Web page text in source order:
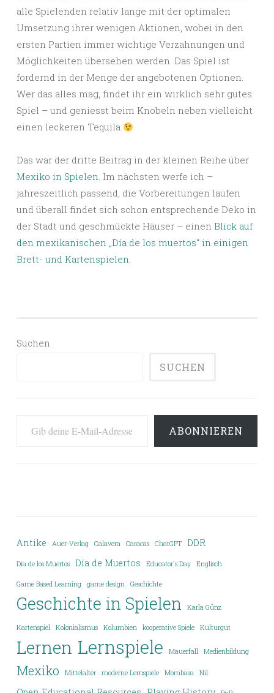
alle Spielenden relativ lange mit der optimalen
Umsetzung ihrer wenigen Aktionen, wobei in den
ersten Partien immer wichtige Verzahnungen und
Möglichkeiten übersehen werden. Das Spiel ist
fordernd in der Menge der angebotenen Optionen.
Wer das alles mag, findet ihr ein wirklich sehr gutes
Spiel – und geniesst beim Knobeln neben vielleicht
einen leckeren Tequila
Das war der dritte Beitrag in der kleinen Reihe über
Mexiko in Spielen. Im nächsten werfe ich –
jahreszeitlich passend, die Vorbereitungen laufen
und überall findet sich schon entsprechende Deko in
der Stadt und geschmückte Häuser – einen Blick auf
den mexikanischen „Día de los muertos“ in einigen
Brett- und Kartenspielen.
Suchen
SUCHEN
ABONNIEREN
Antike Auer-Verlag Calavera Caracas ChatGPT DDR
Día de los Muertos Día de Muertos Educator's Day Englisch
Game Based Learning game design Geschichte
Geschichte in Spielen Karla Günz
Kartenspiel Kolonialismus Kolumbien kooperative Spiele Kulturgut
Lernen Lernspiele Mauerfall Medienbildung
Mexiko Mittelalter moderne Lernspiele Mombasa Nil